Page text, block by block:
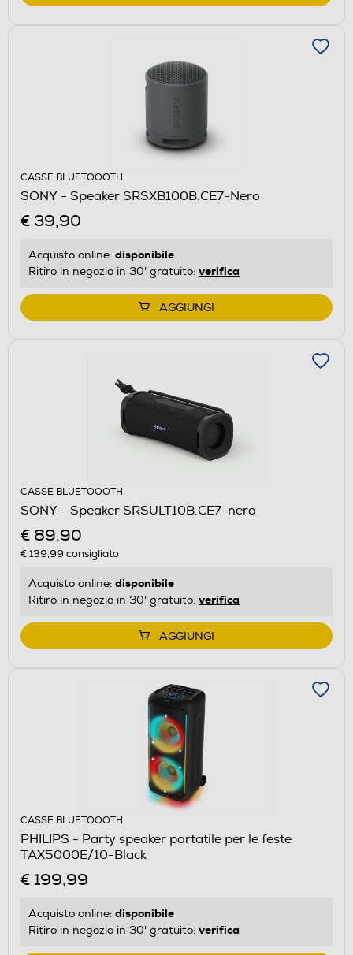
CASSE BLUETOOOTH
SONY - Speaker SRSXB100B.CE7-Nero
€ 39,90
Acquisto online: disponibile
Ritiro in negozio in 30' gratuito: verifica
AGGIUNGI
CASSE BLUETOOOTH
SONY - Speaker SRSULT10B.CE7-nero
€ 89,90
€ 139,99 consigliato
Acquisto online: disponibile
Ritiro in negozio in 30' gratuito: verifica
AGGIUNGI
CASSE BLUETOOOTH
PHILIPS - Party speaker portatile per le feste
TAX5000E/10-Black
€ 199,99
Acquisto online: disponibile
Ritiro in negozio in 30' gratuito: verifica